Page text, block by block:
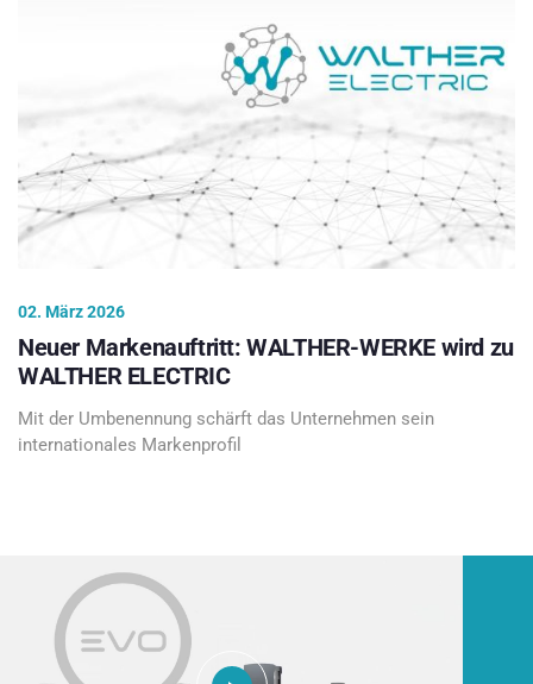
02. März 2026
Neuer Markenauftritt: WALTHER-WERKE wird zu
WALTHER ELECTRIC
Mit der Umbenennung schärft das Unternehmen sein
internationales Markenprofil